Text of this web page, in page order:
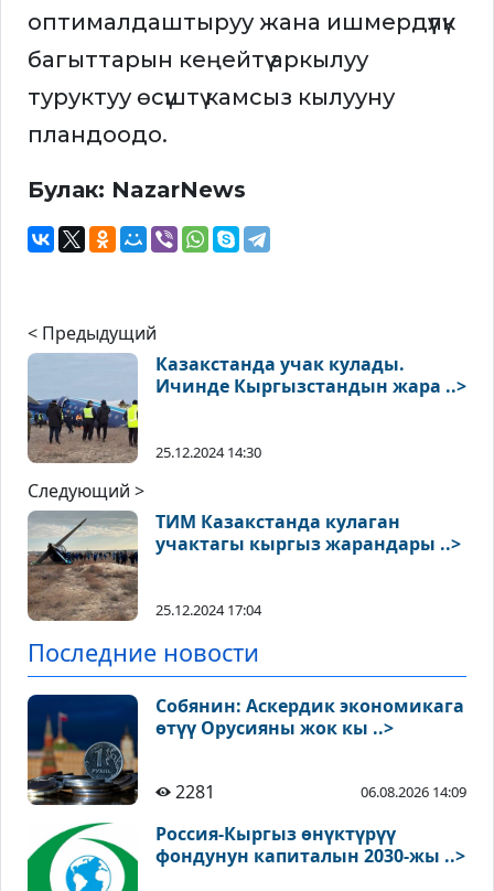
оптималдаштыруу жана ишмердүүлүк
багыттарын кеңейтүү аркылуу
туруктуу өсүштү камсыз кылууну
пландоодо.
Булак: NazarNews
< Предыдущий
Казакстанда учак кулады.
Ичинде Кыргызстандын жара ..>
25.12.2024 14:30
Следующий >
ТИМ Казакстанда кулаган
учактагы кыргыз жарандары ..>
25.12.2024 17:04
Последние новости
Собянин: Аскердик экономикага
өтүү Орусияны жок кы ..>
2281 06.08.2026 14:09
Россия-Кыргыз өнүктүрүү
фондунун капиталын 2030-жы ..>